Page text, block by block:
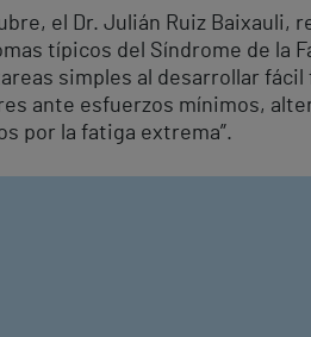
el Dr. Julián Ruiz
típicos del Síndrome de la
simples al desarrollar
ante esfuerzos mínimos,
por la fatiga extrema”.